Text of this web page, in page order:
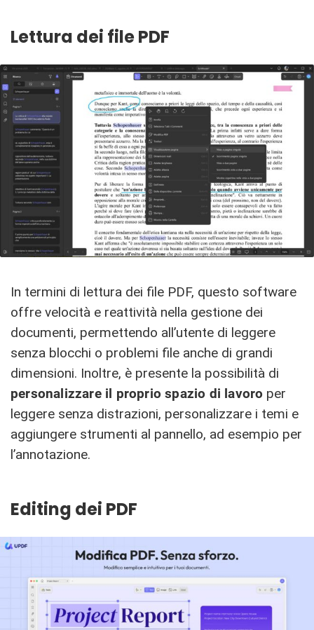
Lettura dei file PDF
In termini di lettura dei file PDF, questo software
offre velocità e reattività nella gestione dei
documenti, permettendo all’utente di leggere
senza blocchi o problemi file anche di grandi
dimensioni. Inoltre, è presente la possibilità di
personalizzare il proprio spazio di lavoro per
leggere senza distrazioni, personalizzare i temi e
aggiungere strumenti al pannello, ad esempio per
l’annotazione.
Editing dei PDF